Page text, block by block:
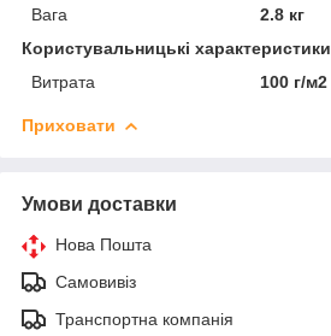
Вага
2.8 кг
Користувальницькі характеристики
Витрата
100 г/м2
Приховати
Умови доставки
Нова Пошта
Самовивіз
Транспортна компанія